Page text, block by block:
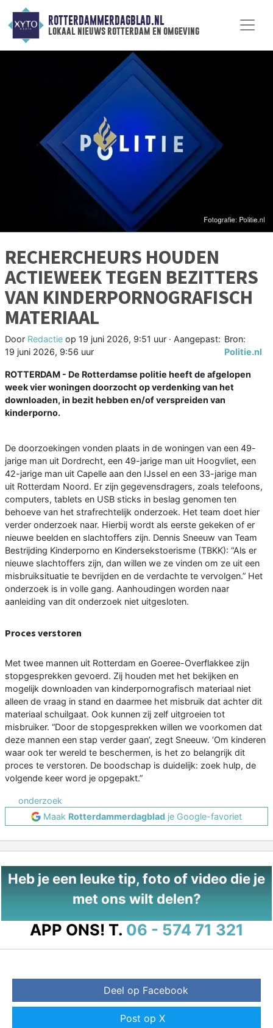
ROTTERDAMMERDAGBLAD.NL
lokaal nieuws rotterdam en omgeving
RECHERCHEURS HOUDEN
ACTIEWEEK TEGEN BEZITTERS
VAN KINDERPORNOGRAFISCH
MATERIAAL
Door Redactie op 19 juni 2026, 9:51 uur · Aangepast:
19 juni 2026, 9:56 uur
Bron:
Politie.nl
ROTTERDAM - De Rotterdamse politie heeft de afgelopen
week vier woningen doorzocht op verdenking van het
downloaden, in bezit hebben en/of verspreiden van
kinderporno.
De doorzoekingen vonden plaats in de woningen van een 49-
jarige man uit Dordrecht, een 49-jarige man uit Hoogvliet, een
42-jarige man uit Capelle aan den IJssel en een 33-jarige man
uit Rotterdam Noord. Er zijn gegevensdragers, zoals telefoons,
computers, tablets en USB sticks in beslag genomen ten
behoeve van het strafrechtelijk onderzoek. Het team doet hier
verder onderzoek naar. Hierbij wordt als eerste gekeken of er
nieuwe beelden en slachtoffers zijn. Dennis Sneeuw van Team
Bestrijding Kinderporno en Kindersekstoerisme (TBKK): “Als er
nieuwe slachtoffers zijn, dan willen we ze vinden om ze uit een
misbruiksituatie te bevrijden en de verdachte te vervolgen.” Het
onderzoek is in volle gang. Aanhoudingen worden naar
aanleiding van dit onderzoek niet uitgesloten.
Proces verstoren
Met twee mannen uit Rotterdam en Goeree-Overflakkee zijn
stopgesprekken gevoerd. Zij houden met het bekijken en
mogelijk downloaden van kinderpornografisch materiaal niet
alleen de vraag in stand en daarmee het misbruik dat achter dit
materiaal schuilgaat. Ook kunnen zij zelf uitgroeien tot
misbruiker. “Door de stopgesprekken willen we voorkomen dat
deze mannen een stap verder gaan’, zegt Sneeuw. ‘Om kinderen
waar ook ter wereld te beschermen, is het zo belangrijk dit
proces te verstoren. De boodschap is duidelijk: zoek hulp, de
volgende keer word je opgepakt.”
onderzoek
Maak Rotterdammerdagblad je Google-favoriet
Heb je een leuke tip, foto of video die je
met ons wilt delen?
APP ONS! T. 06 - 574 71 321
Deel op Facebook
Post op X